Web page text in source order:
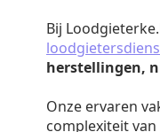
Bij
herstellingen,
Onze ervaren
complexiteit van